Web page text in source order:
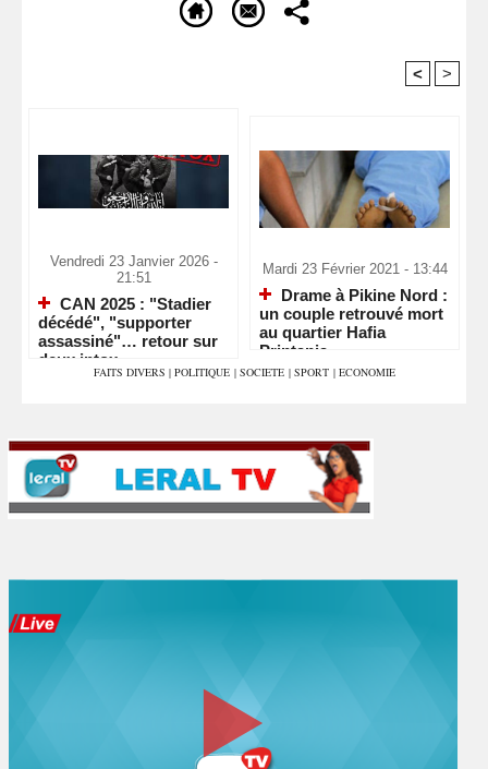
< >
Vendredi 23 Janvier 2026 -
21:51
CAN 2025 : "Stadier
décédé", "supporter
assassiné"… retour sur
deux intox
Mardi 23 Février 2021 - 13:44
Drame à Pikine Nord :
un couple retrouvé mort
au quartier Hafia
Printania
FAITS DIVERS | POLITIQUE | SOCIETE | SPORT | ECONOMIE